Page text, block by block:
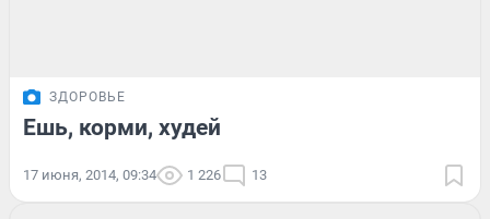
ЗДОРОВЬЕ
Ешь, корми, худей
17 июня, 2014, 09:34 1 226 13